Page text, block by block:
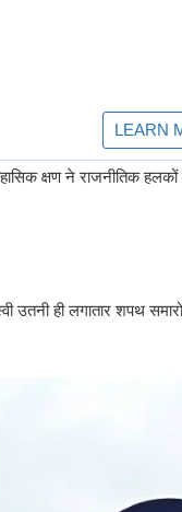
क्षण ने राजनीतिक
ही लगातार शपथ